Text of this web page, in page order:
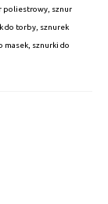
poliestrowy, sznur
do torby, sznurek
masek, sznurki do